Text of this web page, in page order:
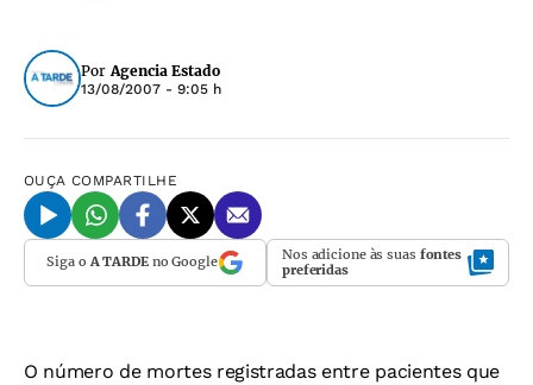
Por Agencia Estado
13/08/2007 - 9:05 h
OUÇA COMPARTILHE
Siga oA TARDEno Google Nos adicione às suas fontes
preferidas
O número de mortes registradas entre pacientes que